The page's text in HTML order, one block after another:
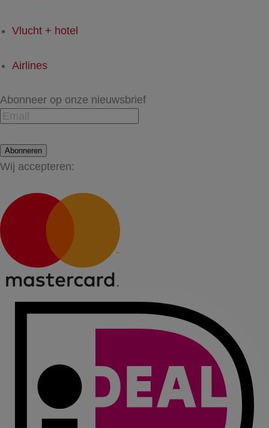
Vlucht + hotel
Airlines
Abonneer op onze nieuwsbrief
Abonneren
Wij accepteren: